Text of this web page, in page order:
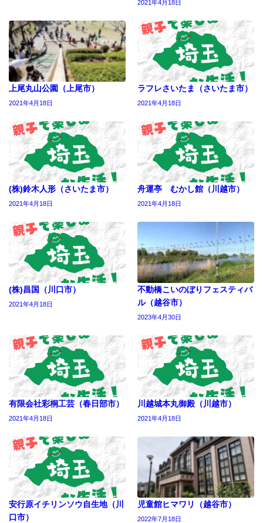
2021年4月18日
上尾丸山公園（上尾市）
2021年4月18日
ラフレさいたま（さいたま市）
2021年4月18日
(株)鈴木人形（さいたま市）
2021年4月18日
舟運亭 むかし館（川越市）
2021年4月18日
(株)昌国（川口市）
2021年4月18日
不動橋こいのぼりフェスティバ
ル（越谷市）
2023年4月30日
有限会社彩桐工芸（春日部市）
2021年4月18日
川越城本丸御殿（川越市）
2021年4月18日
安行原イチリンソウ自生地（川
口市）
児童館ヒマワリ（越谷市）
2022年7月18日